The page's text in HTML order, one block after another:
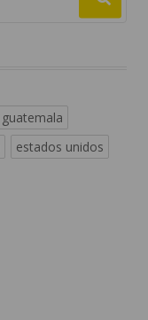
guatemala
estados unidos